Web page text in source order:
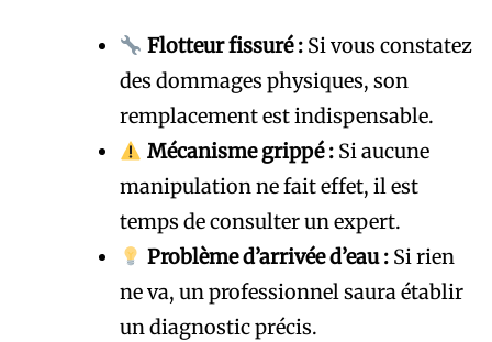
Flotteur fissuré :Si vous constatez
des dommages physiques, son
remplacement est indispensable.
Mécanisme grippé :Si aucune
manipulation ne fait effet, il est
temps de consulter un expert.
Problème d’arrivée d’eau :Si rien
ne va, un professionnel saura établir
un diagnostic précis.